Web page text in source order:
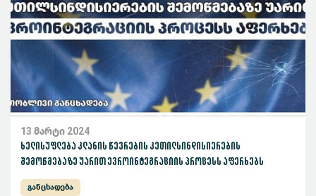
13 მარტი 2024
ხელისუფლება კლანის წევრების კეთილსინდისიერების
შემოწმებაზე უარით ევროინტეგრაციის პროცესს აფერხებს
განცხადება